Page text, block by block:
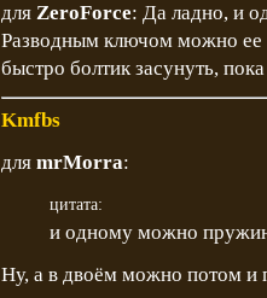
для ZeroForce: Да ладно, и
Разводным ключом можно ее
быстро болтик засунуть,
Kmfbs
для mrMorra:
цитата:
и одному можно
Ну, а в двоём можно потом и